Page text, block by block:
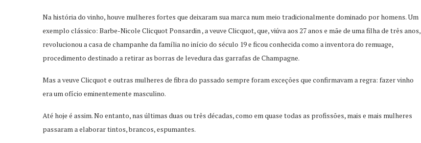
Na história do vinho, houve mulheres fortes que deixaram sua marca num meio tradicionalmente dominado por homens. Um
exemplo clássico: Barbe-Nicole Clicquot Ponsardin , a veuve Clicquot, que, viúva aos 27 anos e mãe de uma filha de três anos,
revolucionou a casa de champanhe da família no início do século 19 e ficou conhecida como a inventora do remuage,
procedimento destinado a retirar as borras de levedura das garrafas de Champagne.
Mas a veuve Clicquot e outras mulheres de fibra do passado sempre foram exceções que confirmavam a regra: fazer vinho
era um ofício eminentemente masculino.
Até hoje é assim. No entanto, nas últimas duas ou três décadas, como em quase todas as profissões, mais e mais mulheres
passaram a elaborar tintos, brancos, espumantes.